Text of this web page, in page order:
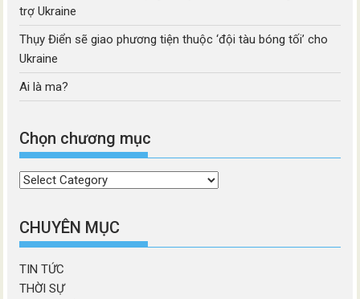
trợ Ukraine
Thụy Điển sẽ giao phương tiện thuộc ‘đội tàu bóng tối’ cho
Ukraine
Ai là ma?
Chọn chương mục
Chọn
mục
CHUYÊN MỤC
TIN TỨC
THỜI SỰ